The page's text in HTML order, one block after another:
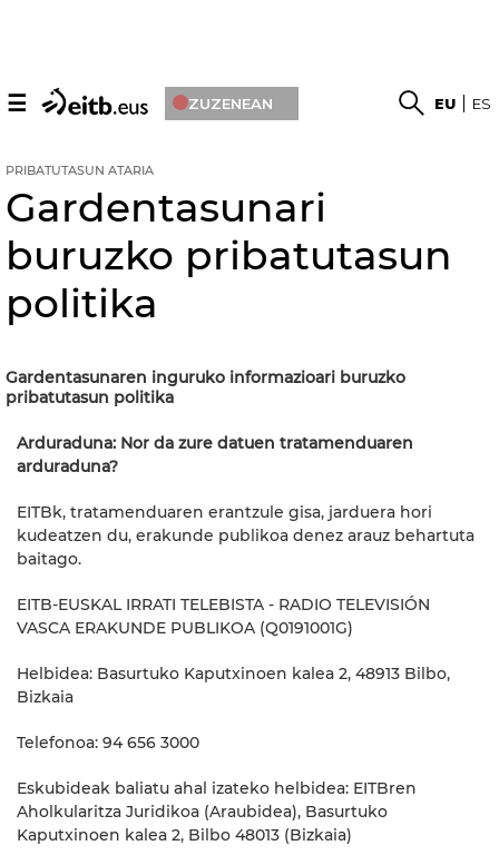
☰ ZUZENEAN EU ES
PRIBATUTASUN ATARIA
Gardentasunari
buruzko pribatutasun
politika
Gardentasunaren inguruko informazioari buruzko
pribatutasun politika
Arduraduna: Nor da zure datuen tratamenduaren
arduraduna?
EITBk, tratamenduaren erantzule gisa, jarduera hori
kudeatzen du, erakunde publikoa denez arauz behartuta
baitago.
EITB-EUSKAL IRRATI TELEBISTA - RADIO TELEVISIÓN
VASCA ERAKUNDE PUBLIKOA (Q0191001G)
Helbidea: Basurtuko Kaputxinoen kalea 2, 48913 Bilbo,
Bizkaia
Telefonoa: 94 656 3000
Eskubideak baliatu ahal izateko helbidea: EITBren
Aholkularitza Juridikoa (Araubidea), Basurtuko
Kaputxinoen kalea 2, Bilbo 48013 (Bizkaia)